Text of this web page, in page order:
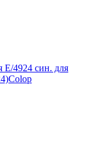
E/4924 син. для